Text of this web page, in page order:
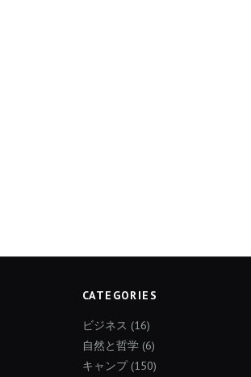
CATEGORIES
ビジネス (16)
自然と哲学 (6)
キャンプ(150)